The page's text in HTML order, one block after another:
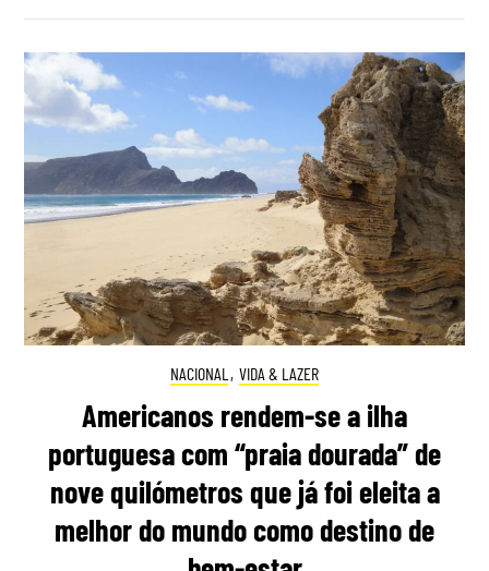
NACIONAL , VIDA & LAZER
Americanos rendem-se a ilha
portuguesa com “praia dourada” de
nove quilómetros que já foi eleita a
melhor do mundo como destino de